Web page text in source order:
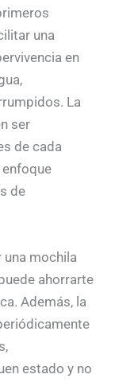
una
en
La
ser
de cada
de
una mochila
ahorrarte
Además, la
estado y no